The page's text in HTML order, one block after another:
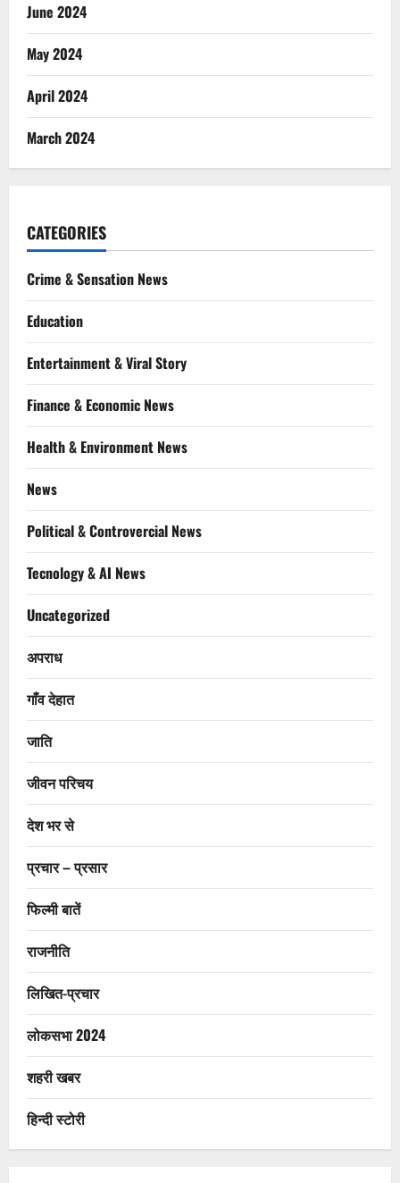
June 2024
May 2024
April 2024
March 2024
CATEGORIES
Crime & Sensation News
Education
Entertainment & Viral Story
Finance & Economic News
Health & Environment News
News
Political & Controvercial News
Tecnology & AI News
Uncategorized
अपराध
गाँव देहात
जाति
जीवन परिचय
देश भर से
प्रचार – प्रसार
फिल्मी बातें
राजनीति
लिखित-प्रचार
लोकसभा 2024
शहरी खबर
हिन्दी स्टोरी